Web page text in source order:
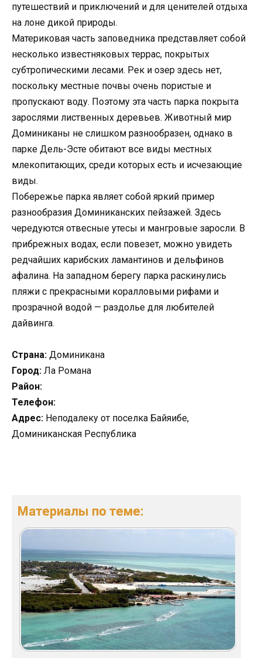
путешествий и приключений и для ценителей отдыха
на лоне дикой природы.
Материковая часть заповедника представляет собой
несколько известняковых террас, покрытых
субтропическими лесами. Рек и озер здесь нет,
поскольку местные почвы очень пористые и
пропускают воду. Поэтому эта часть парка покрыта
зарослями лиственных деревьев. Животный мир
Доминиканы не слишком разнообразен, однако в
парке Дель-Эсте обитают все виды местных
млекопитающих, среди которых есть и исчезающие
виды.
Побережье парка являет собой яркий пример
разнообразия Доминиканских пейзажей. Здесь
чередуются отвесные утесы и мангровые заросли. В
прибрежных водах, если повезет, можно увидеть
редчайших карибских ламантинов и дельфинов
афалина. На западном берегу парка раскинулись
пляжи с прекрасными коралловыми рифами и
прозрачной водой — раздолье для любителей
дайвинга.
Страна: Доминикана
Город: Ла Романа
Район:
Телефон:
Адрес: Неподалеку от поселка Байяибе,
Доминиканская Республика
Материалы по теме: